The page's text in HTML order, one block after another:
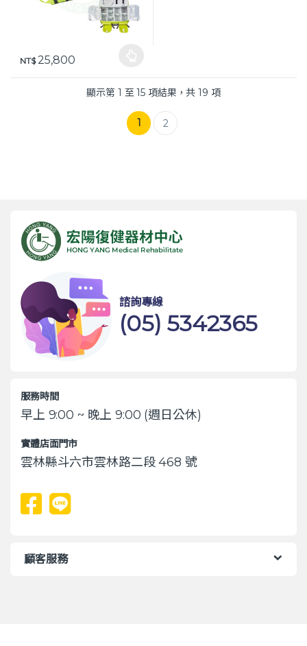
NT$25,800
此產品有多種款式。 可在產品頁面選擇選項
顯示第 1 至 15 項結果，共 19 項
1 2
諮詢專線
(05) 5342365
服務時間
早上 9:00 ~ 晚上 9:00 (週日公休)
實體店面門市
雲林縣斗六市雲林路二段 468 號
顧客服務